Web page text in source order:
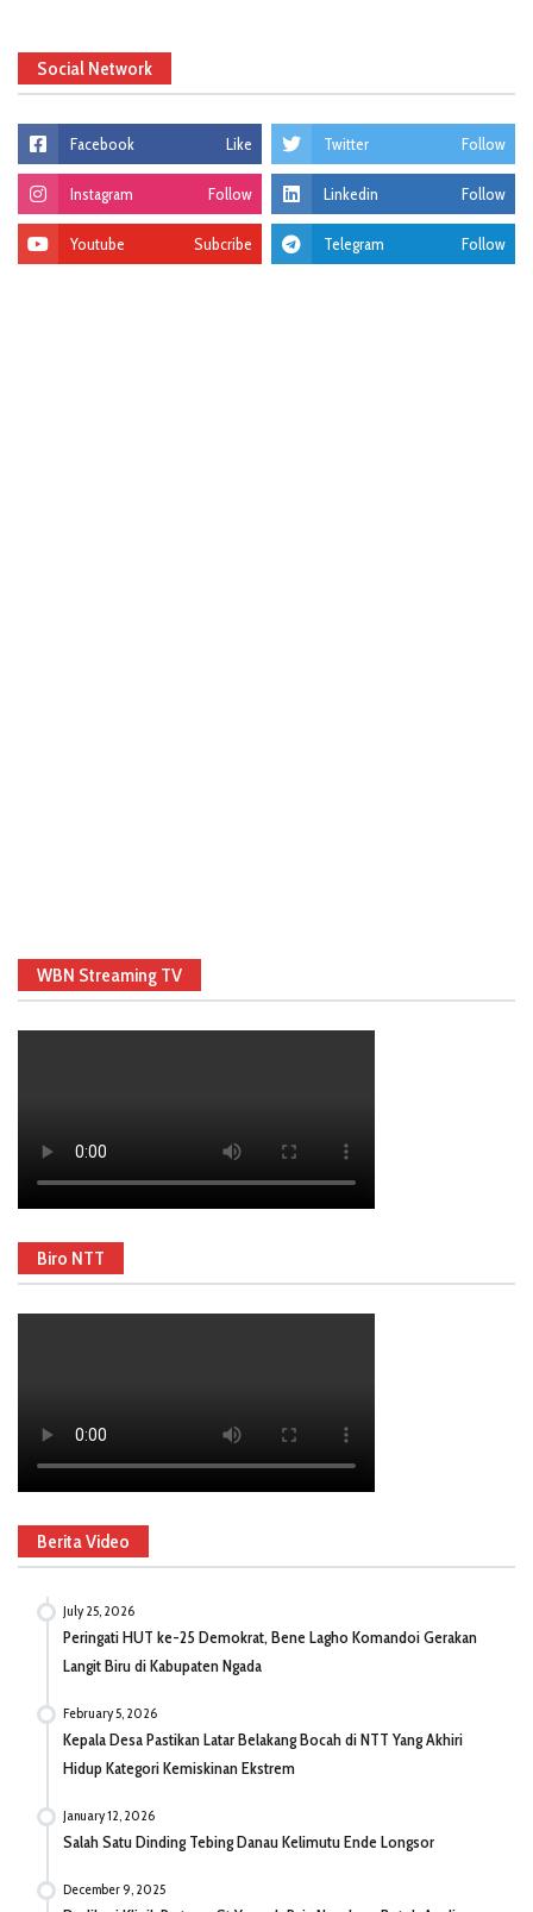
Social Network
Facebook Like Twitter Follow
Instagram Follow Linkedin Follow
Youtube Subcribe Telegram Follow
WBN Streaming TV
Biro NTT
Berita Video
July 25, 2026
Peringati HUT ke-25 Demokrat, Bene Lagho Komandoi Gerakan
Langit Biru di Kabupaten Ngada
February 5, 2026
Kepala Desa Pastikan Latar Belakang Bocah di NTT Yang Akhiri
Hidup Kategori Kemiskinan Ekstrem
January 12, 2026
Salah Satu Dinding Tebing Danau Kelimutu Ende Longsor
December 9, 2025